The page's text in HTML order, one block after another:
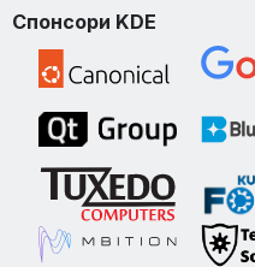
Спонсори KDE